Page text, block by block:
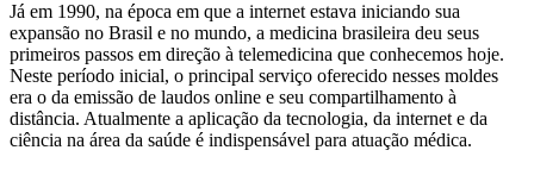
Já em 1990, na época em que a internet estava iniciando sua
expansão no Brasil e no mundo, a medicina brasileira deu seus
primeiros passos em direção à telemedicina que conhecemos hoje.
Neste período inicial, o principal serviço oferecido nesses moldes
era o da emissão de laudos online e seu compartilhamento à
distância. Atualmente a aplicação da tecnologia, da internet e da
ciência na área da saúde é indispensável para atuação médica.